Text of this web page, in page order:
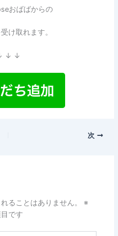
おばばからの
け取れます。
↓ ↓
次
ることはありません。
※
です